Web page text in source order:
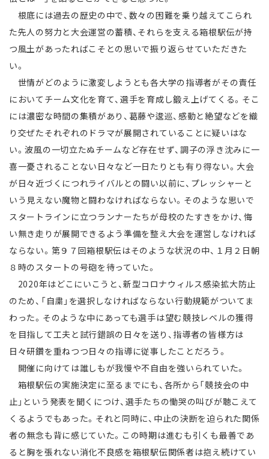
根底には過去の歴史の中で、数々の困難を乗り越えてこられ
た先人の努力と大会運営の蓄積、それらを支える箱根駅伝が持
つ風土があったればこそとの思いで振り返らせていただきた
い。
世情がどのように激変しようとも各大学の指導者がその責任
においてチーム文化を育て、選手を育成し鍛え上げてくる。そこ
には濃密な時間の集積があり、葛藤や逡巡、感動と絶望などを織
り交ぜたそれぞれのドラマが展開されていることに疑いはな
い。波風の一切立たぬチームなど存在せず、調子の浮き沈みに一
喜一憂されることない日々など一日たりとも有り得ない。大会
が日々近づくにつれライバルとの闘い以前に、プレッシャーと
いう見えない魔物と闘わなければならない。そのような思いで
スタートラインに立つランナーたちが母校のたすきをかけ、悔
い無き走りが展開できるよう準備を整え大会を運営しなければ
ならない。第９７回箱根駅伝はそのような状況の中、１月２日朝
８時のスタートの号砲を待っていた。
2020年はどこにいこうと、新型コロナウィルス感染拡大防止
のため、「自粛」を選択しなければならない行動規範がついてま
わった。そのような中にあっても選手は望む競技レベルの獲得
を目指して工夫と試行錯誤の日々を送り、指導者の皆様方は
日々研鑽を重ねつつ日々の指導に従事したことだろう。
開催に向けては誰しもが我慢や不自由を強いられていた。
箱根駅伝の実施決定に至るまでにも、各所から「競技会の中
止」という発表を聞くにつけ、選手たちの慟哭の叫びが聴こえて
くるようでもあった。それと同時に、中止の決断を迫られた関係
者の無念も背に感じていた。この時期は進むも引くも最善であ
ると胸を張れない消化不良感を箱根駅伝関係者は抱え続けてい